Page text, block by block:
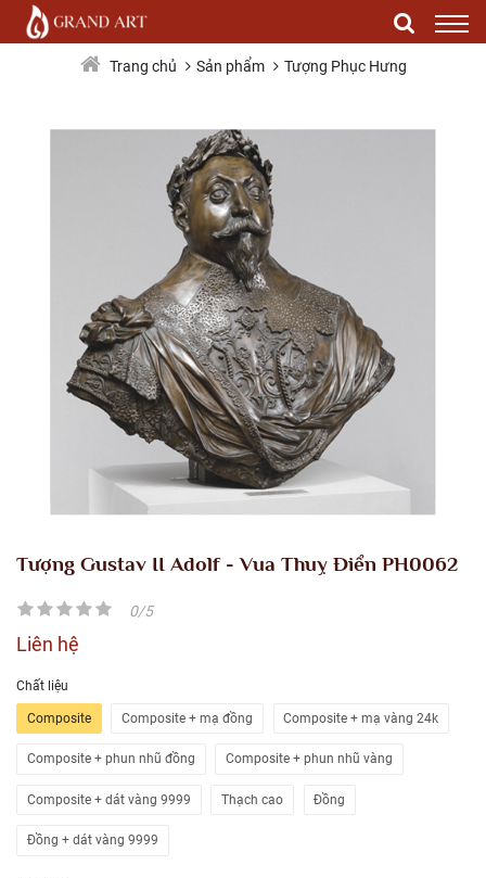
Trang chủ Sản phẩm Tượng Phục Hưng
Tượng Gustav II Adolf - Vua Thuỵ Điển PH0062
0/5
Liên hệ
Chất liệu
Composite Composite + mạ đồng Composite + mạ vàng 24k
Composite + phun nhũ đồng Composite + phun nhũ vàng
Composite + dát vàng 9999 Thạch cao Đồng
Đồng + dát vàng 9999